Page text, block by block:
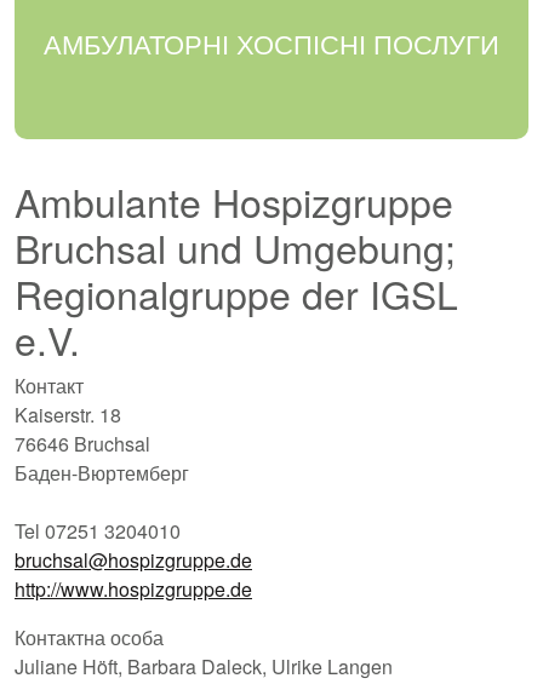
АМБУЛАТОРНІ ХОСПІСНІ ПОСЛУГИ
Ambulante Hospizgruppe
Bruchsal und Umgebung;
Regionalgruppe der IGSL
e.V.
Контакт
Kaiserstr. 18
76646 Bruchsal
Баден-Вюртемберг
Tel 07251 3204010
bruchsal@hospizgruppe.de
http://www.hospizgruppe.de
Контактна особа
Juliane Höft, Barbara Daleck, Ulrike Langen